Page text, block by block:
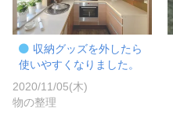
収納グッズを外したら
使いやすくなりました。
2020/11/05(木)
物の整理